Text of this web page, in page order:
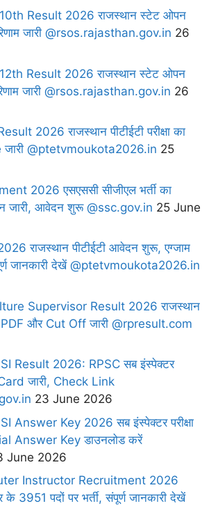
Result 2026 राजस्थान स्टेट ओपन
परिणाम जारी @rsos.rajasthan.gov.in 26
Result 2026 राजस्थान स्टेट ओपन
परिणाम जारी @rsos.rajasthan.gov.in 26
2026 राजस्थान पीटीईटी परीक्षा का
जारी @ptetvmoukota2026.in 25
2026 एसएससी सीजीएल भर्ती का
जारी, आवेदन शुरू @ssc.gov.in 25 June
राजस्थान पीटीईटी आवेदन शुरू, एग्जाम
जानकारी देखें @ptetvmoukota2026.in
Supervisor Result 2026 राजस्थान
PDF और Cut Off जारी @rpresult.com
Result 2026: RPSC सब इंस्पेक्टर
जारी, Check Link
23 June 2026
Answer Key 2026 सब इंस्पेक्टर परीक्षा
Answer Key डाउनलोड करें
June 2026
Instructor Recruitment 2026
के 3951 पदों पर भर्ती, संपूर्ण जानकारी देखें